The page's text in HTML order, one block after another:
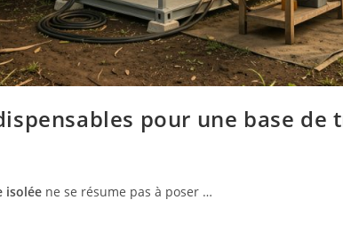
pour une base de
isolée ne se résume pas à poser …